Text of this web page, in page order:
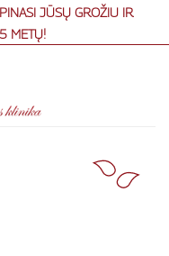
JŪSŲ GROŽIU IR
METŲ!